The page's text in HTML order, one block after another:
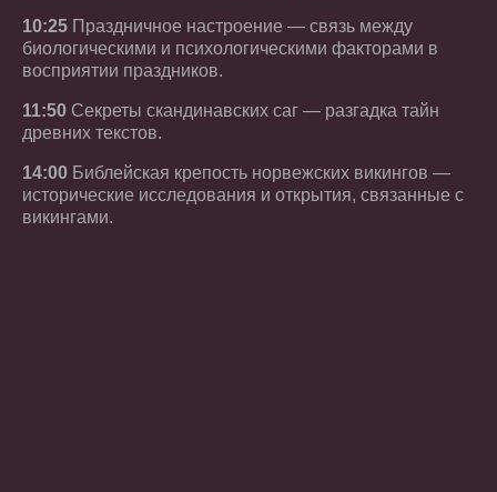
10:25 Праздничное настроение — связь между
биологическими и психологическими факторами в
восприятии праздников.
11:50 Секреты скандинавских саг — разгадка тайн
древних текстов.
14:00 Библейская крепость норвежских викингов —
исторические исследования и открытия, связанные с
викингами.